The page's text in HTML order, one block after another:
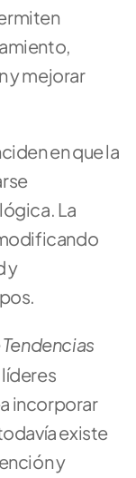
y mejorar
en que la
La
y
incorporar
existe
y